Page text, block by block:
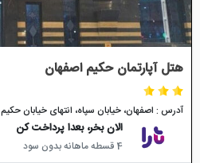
هتل آپارتمان حکیم اصفهان
آدرس : اصفهان، خیابان سپاه، انتهای خیابان حکیم
الان بخر، بعدا پرداخت کن
4 قسطه ماهانه بدون سود